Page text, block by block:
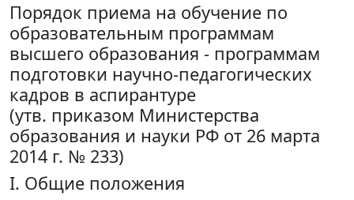
Порядок приема на обучение по
образовательным программам
высшего образования - программам
подготовки научно-педагогических
кадров в аспирантуре
(утв. приказом Министерства
образования и науки РФ от 26 марта
2014 г. № 233)
I. Общие положения